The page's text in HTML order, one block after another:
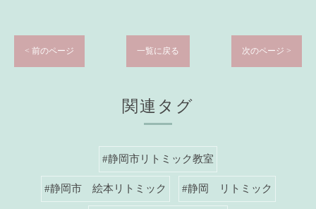
< 前のページ 一覧に戻る 次のページ >
関連タグ
#静岡市リトミック教室
#静岡市 絵本リトミック #静岡 リトミック